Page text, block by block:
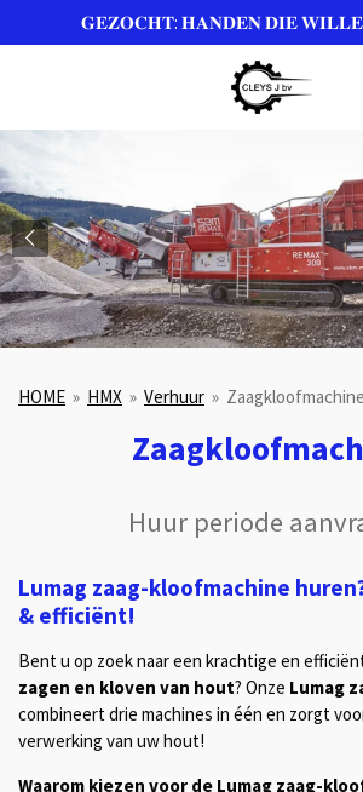
direct
hoofdinhoud
𝐆𝐄𝐙𝐎𝐂𝐇𝐓: 𝐇𝐀𝐍𝐃𝐄𝐍 𝐃𝐈𝐄
HOME » HMX » Verhuur » Zaagkloofmachine
Huur periode
Lumag zaag-kloofmachine
& efficiënt!
Bent u op zoek naar een krachtige en
zagen en kloven van hout? Onze Lumag
combineert drie machines in één en zorgt
verwerking van uw hout!
Waarom kiezen voor de Lumag zaag-